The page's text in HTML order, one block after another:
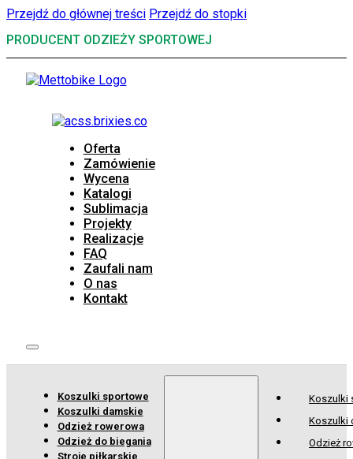
Przejdź do głównej treści Przejdź do stopki
PRODUCENT ODZIEŻY SPORTOWEJ
Oferta
Zamówienie
Wycena
Katalogi
Sublimacja
Projekty
Realizacje
FAQ
Zaufali nam
O nas
Kontakt
Koszulki sportowe
Koszulki damskie
Odzież rowerowa
Odzież do biegania
Stroje piłkarskie
Koszulki
Koszulki
Odzież